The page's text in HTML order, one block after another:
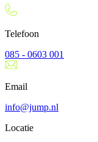
Telefoon
085 - 0603 001
Email
info@jump.nl
Locatie